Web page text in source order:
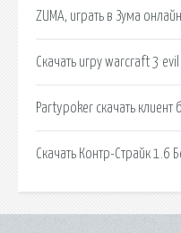
ZUMA, играть в Зума
Скачать игру warcraft 3 evil
Partypoker скачать клиент
Скачать Контр-Страйк 1.6